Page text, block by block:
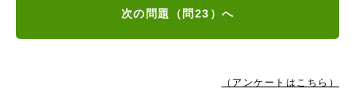
次の問題（問23）へ
（アンケートはこちら）